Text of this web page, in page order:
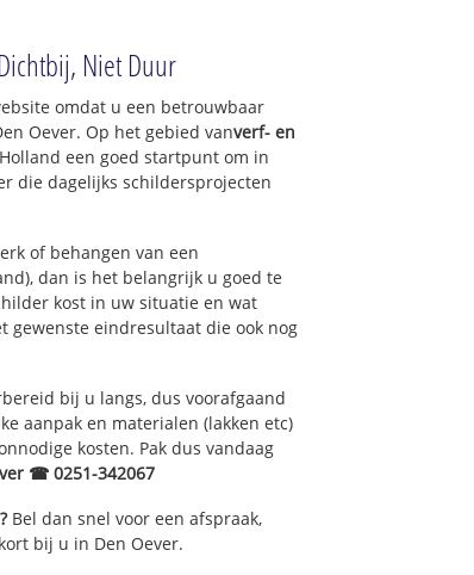
Niet Duur
omdat u een betrouwbaar
Oever. Op het gebied vanverf- en
een goed startpunt om in
die dagelijks schildersprojecten
of behangen van een
dan is het belangrijk u goed te
kost in uw situatie en wat
gewenste eindresultaat die ook nog
bij u langs, dus voorafgaand
aanpak en materialen (lakken etc)
kosten. Pak dus vandaag
☎ 0251-342067
Bel dan snel voor een afspraak,
bij u in Den Oever.